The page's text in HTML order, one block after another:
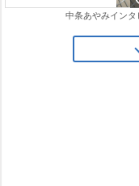
中条あやみインタ